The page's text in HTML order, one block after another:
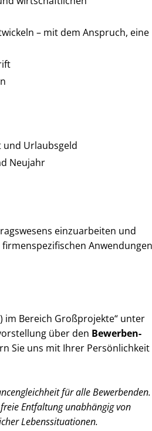
– mit dem Anspruch, eine
und Urlaubsgeld
Neujahr
einzuarbeiten und
Anwendungen
im Bereich Großprojekte“ unter
über den Bewerben-
Sie uns mit Ihrer Persönlichkeit
für alle Bewerbenden.
Entfaltung unabhängig von
Lebenssituationen.